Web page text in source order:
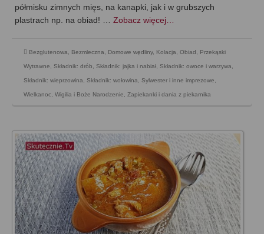
półmisku zimnych mięs, na kanapki, jak i w grubszych
plastrach np. na obiad! … Zobacz więcej…
Bezglutenowa Bezmleczna Domowe wędliny, Kolacja Obiad Przekąski
Wytrawne Składnik: drób Składnik: jajka i nabiał Składnik: owoce i warzywa
Składnik: wieprzowina Składnik: wołowina Sylwester i inne imprezowe
Wielkanoc Wigilia i Boże Narodzenie Zapiekanki i dania z piekarnika